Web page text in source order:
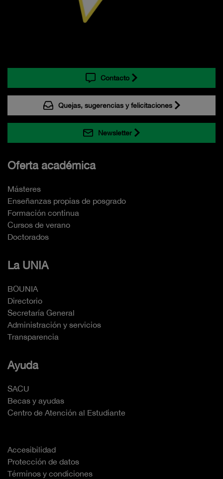
Contacto
Quejas, sugerencias y felicitaciones
Newsletter
Oferta académica
Másteres
Enseñanzas propias de posgrado
Formación continua
Cursos de verano
Doctorados
La UNIA
BOUNIA
Directorio
Secretaría General
Administración y servicios
Transparencia
Ayuda
SACU
Becas y ayudas
Centro de Atención al Estudiante
Accesibilidad
Protección de datos
Términos y condiciones